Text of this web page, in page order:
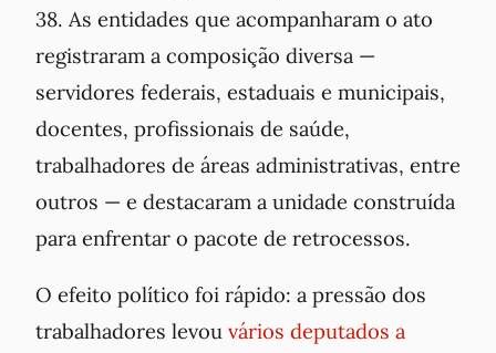
38. As entidades que acompanharam o ato
registraram a composição diversa —
servidores federais, estaduais e municipais,
docentes, profissionais de saúde,
trabalhadores de áreas administrativas, entre
outros — e destacaram a unidade construída
para enfrentar o pacote de retrocessos.
O efeito político foi rápido: a pressão dos
trabalhadores levou vários deputados a